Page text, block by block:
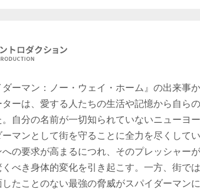
ダーマン：ノー・ウェイ・ホーム』の出来事
ターは、愛する人たちの生活や記憶から自ら
。自分の名前が一切知られていないニューヨ
ーマンとして街を守ることに全力を尽くして
への要求が高まるにつれ、そのプレッシャー
くべき身体的変化を引き起こす。一方、街で
たことのない最強の脅威がスパイダーマンに